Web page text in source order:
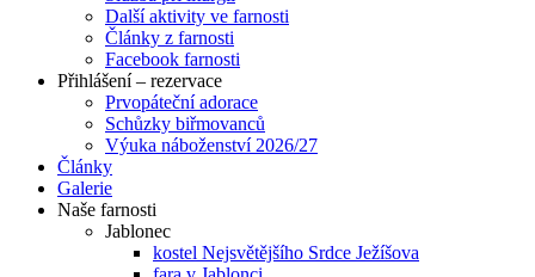
Další aktivity ve farnosti
Články z farnosti
Facebook farnosti
Přihlášení – rezervace
Prvopáteční adorace
Schůzky biřmovanců
Výuka náboženství 2026/27
Články
Galerie
Naše farnosti
Jablonec
kostel Nejsvětějšího Srdce Ježíšova